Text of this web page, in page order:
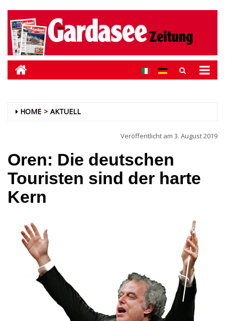
HOME AKTUELL
Veröffentlicht am 3. August 2019
Oren: Die deutschen
Touristen sind der harte
Kern